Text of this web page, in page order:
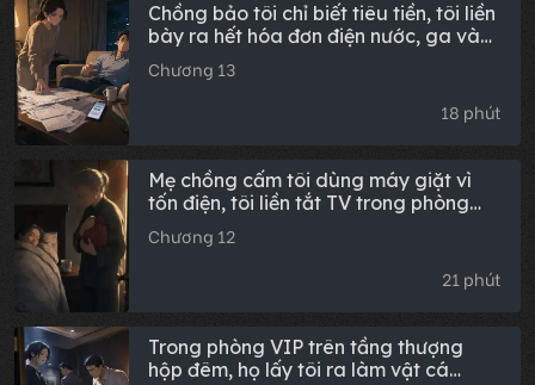
Chồng bảo tôi chỉ biết tiêu tiền, tôi liền
bày ra hết hóa đơn điện nước, ga và
phí quản lý: 'Những khoản này, là anh
đóng hay tôi đóng?'
Chương 13
18 phút
Mẹ chồng cấm tôi dùng máy giặt vì
tốn điện, tôi liền tắt TV trong phòng
bà: "Tiết kiệm điện mà, cả nhà cùng
tiết kiệm."
Chương 12
21 phút
Trong phòng VIP trên tầng thượng
hộp đêm, họ lấy tôi ra làm vật cá